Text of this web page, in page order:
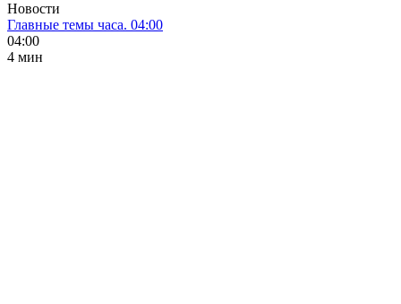
Новости
Главные темы часа. 04:00
04:00
4 мин